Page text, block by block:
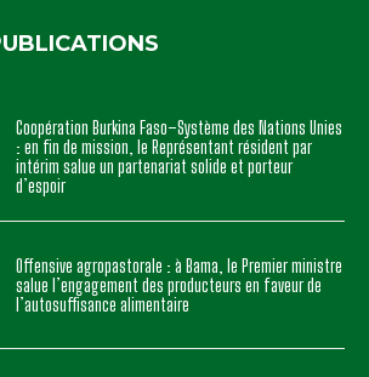
Coopération Burkina Faso–Système des Nations Unies
: en fin de mission, le Représentant résident par
intérim salue un partenariat solide et porteur
d’espoir
Offensive agropastorale : à Bama, le Premier ministre
salue l’engagement des producteurs en faveur de
l’autosuffisance alimentaire